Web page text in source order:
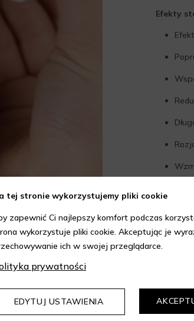
Efekty
tej stronie wykorzystujemy pliki cookie
zapewnić Ci najlepszy komfort podczas
wykorzystuje pliki cookie. Akceptując je
ich w swojej przeglądarce.
prywatności
EDYTUJ USTAWIENIA